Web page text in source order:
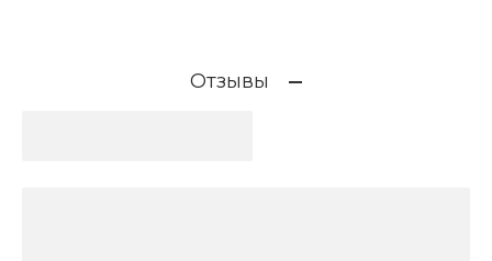
Отзывы